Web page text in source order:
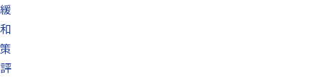
緩
和
策
評